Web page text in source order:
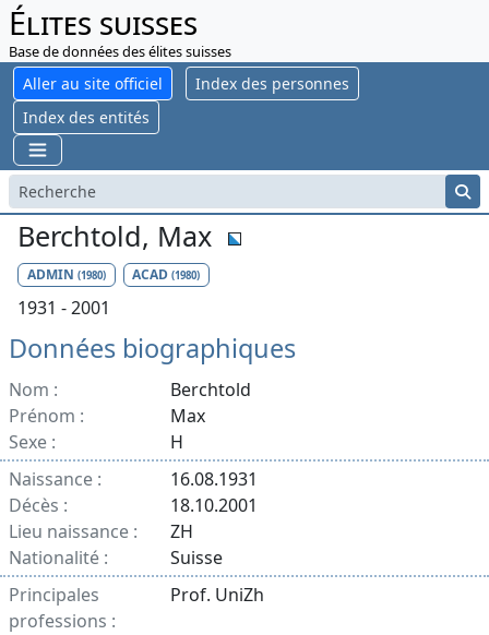
Élites suisses
Base de données des élites suisses
Aller au site officiel
Index des personnes
Index des entités
Berchtold, Max
ADMIN (1980) ACAD(1980)
1931 - 2001
Données biographiques
Nom :
Berchtold
Prénom :
Max
Sexe :
H
Naissance :
16.08.1931
Décès :
18.10.2001
Lieu naissance :
ZH
Nationalité :
Suisse
Principales
professions :
Prof. UniZh